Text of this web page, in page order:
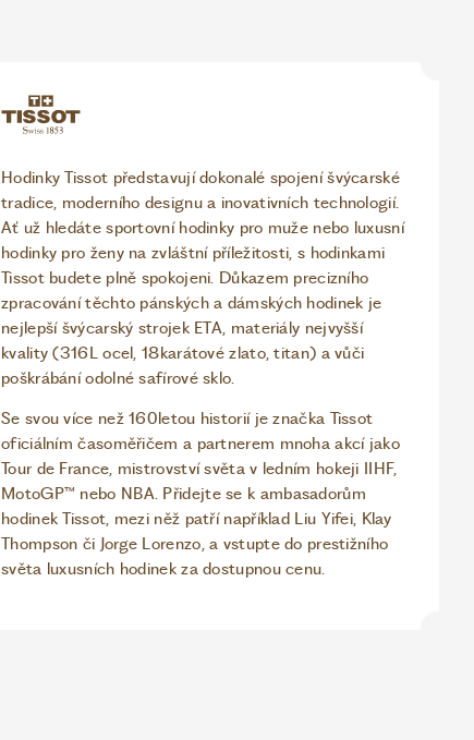
Hodinky Tissot představují dokonalé spojení švýcarské
tradice, moderního designu a inovativních technologií.
Ať už hledáte sportovní hodinky pro muže nebo luxusní
hodinky pro ženy na zvláštní příležitosti, s hodinkami
Tissot budete plně spokojeni. Důkazem precizního
zpracování těchto pánských a dámských hodinek je
nejlepší švýcarský strojek ETA, materiály nejvyšší
kvality (316L ocel, 18karátové zlato, titan) a vůči
poškrábání odolné safírové sklo.
Se svou více než 160letou historií je značka Tissot
oficiálním časoměřičem a partnerem mnoha akcí jako
Tour de France, mistrovství světa v ledním hokeji IIHF,
MotoGP™ nebo NBA. Přidejte se k ambasadorům
hodinek Tissot, mezi něž patří například Liu Yifei, Klay
Thompson či Jorge Lorenzo, a vstupte do prestižního
světa luxusních hodinek za dostupnou cenu.